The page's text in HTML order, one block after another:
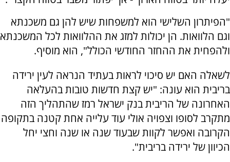
"הפיתרון השלישי הוא למשפחות שיש להן גם משכנתא
וגם הלוואות. הן יכולות למזג את ההלוואות לכל המשכנתא
ולהפחית את ההחזר החודשי הכולל", הוא מוסיף.
לשאלה האם יש סיכוי לראות בעתיד הנראה לעין ירידה
בריבית הוא עונה: "יש קצת חדשות טובות בהעלאה
האחרונה של הריבית בנק ישראל רמז שהתהליך הזה
מתקרב לסופו וצפויה אולי עוד עלייה אחת קטנה בתקופה
הקרובה ואפשר לקוות שבעוד שנה או שנה וחצי יחל
הכיוון של ירידה בריבית".